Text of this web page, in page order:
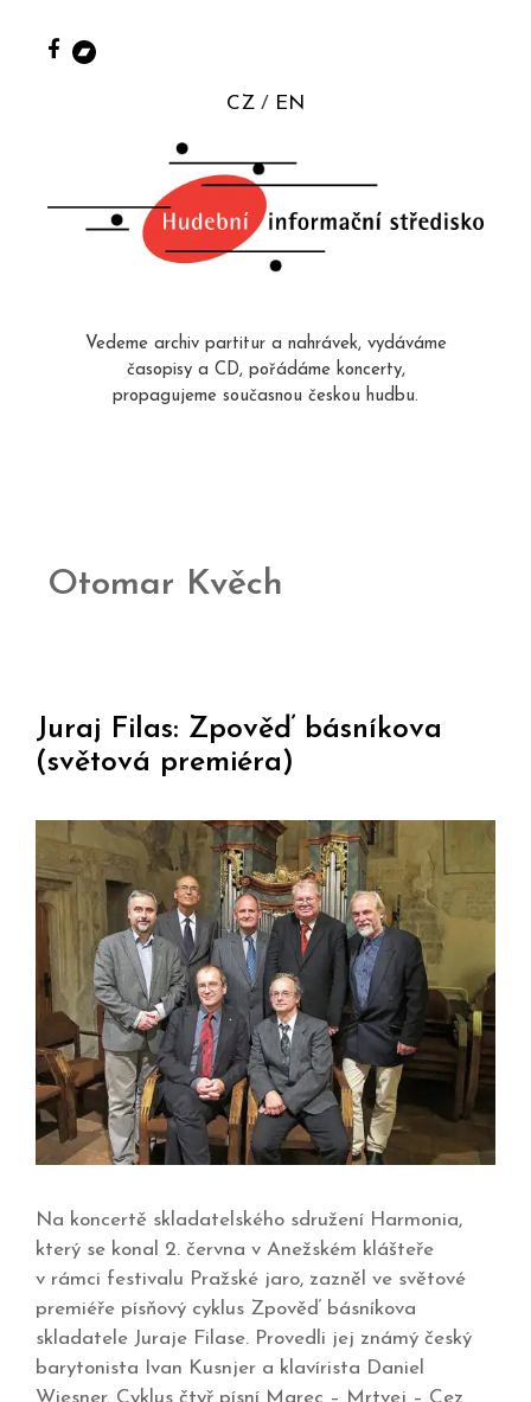
CZ EN
Vedeme archiv partitur a nahrávek, vydáváme
časopisy a CD, pořádáme koncerty,
propagujeme současnou českou hudbu.
Otomar Kvěch
Juraj Filas: Zpověď básníkova
(světová premiéra)
Na koncertě skladatelského sdružení Harmonia,
který se konal 2. června v Anežském klášteře
v rámci festivalu Pražské jaro, zazněl ve světové
premiéře písňový cyklus Zpověď básníkova
skladatele Juraje Filase. Provedli jej známý český
barytonista Ivan Kusnjer a klavírista Daniel
Wiesner. Cyklus čtyř písní Marec – Mrtvej – Cez